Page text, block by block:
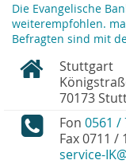
Die Evangelische
weiterempfohlen.
Befragten sind mit
Stuttgart
70173
Fon 0561 /
Fax0711 /
service-